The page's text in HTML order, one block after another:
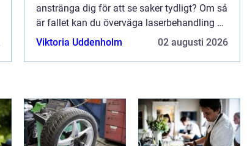
anstränga dig för att se saker tydligt? Om så
är fallet kan du överväga laserbehandling av
synfel. Detta är ett beprövat sätt att
Viktoria Uddenholm 02 augusti 2026